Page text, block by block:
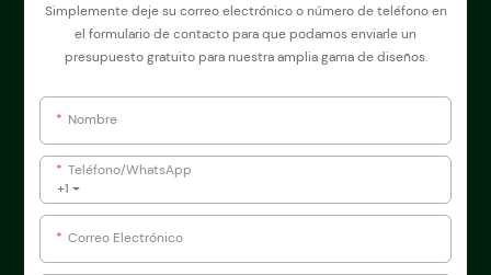
Simplemente deje su correo electrónico o número de teléfono en
el formulario de contacto para que podamos enviarle un
presupuesto gratuito para nuestra amplia gama de diseños.
Nombre
+1
Teléfono/WhatsApp
Correo Electrónico